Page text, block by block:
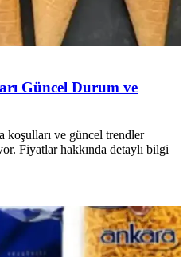
Güncel Durum ve
koşulları ve güncel trendler
Fiyatlar hakkında detaylı bilgi